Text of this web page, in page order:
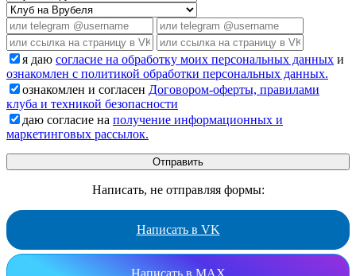
я даю согласие на обработку моих персональных данных и
ознакомлен с политикой обработки персональных данных.
ознакомлен и согласен Договором-оферты, правилами
клуба и техникой безопасности
даю согласие на получение информационных и
маркетинговых рассылок.
Написать, не отправляя формы:
Написать в VK